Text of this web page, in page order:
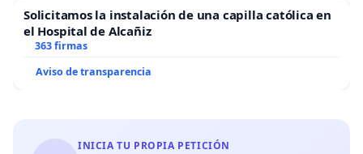
Alberto
Garzón
Espinosa
Coordinador General de Izquierda
Unida. Ministro de Consumo de
Europeo.
Solicitamos la instalación de una capilla católica en
el Hospital de Alcañiz
363 firmas
Aviso de transparencia
INICIA TU PROPIA PETICIÓN